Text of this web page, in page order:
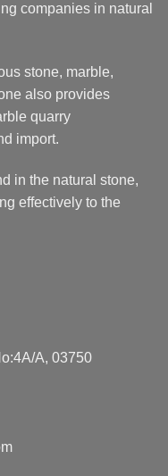
companies in natural
stone, marble,
also provides
quarry
import.
in the natural stone,
effectively to the
A, 03750